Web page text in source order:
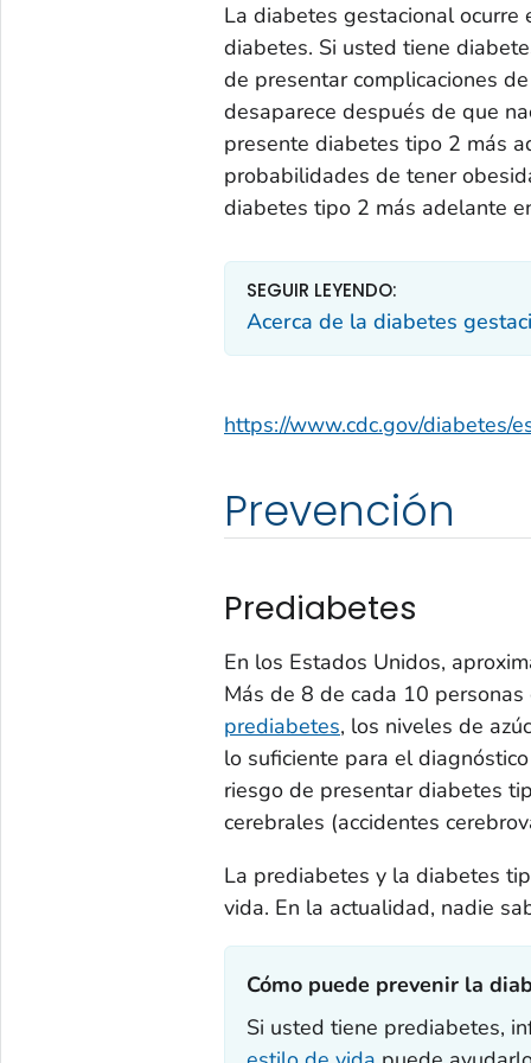
La diabetes gestacional ocurre
diabetes. Si usted tiene
de presentar complicaciones
desaparece después de que
presente diabetes tipo 2 más
probabilidades de tener
diabetes tipo 2 más adelante
SEGUIR LEYENDO:
Acerca de la diabetes
https://www.cdc.gov/diabetes/
Prevención
Prediabetes
En los Estados Unidos,
Más de 8 de cada 10
prediabetes, los niveles de
lo suficiente para el
riesgo de presentar diabetes
cerebrales (accidentes
La prediabetes y la diabetes
vida. En la actualidad, nadie
Cómo puede prevenir la
Si usted tiene prediabetes,